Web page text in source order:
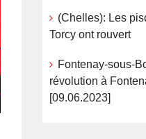
(Chelles): Les
Torcy ont rouvert
Fontenay-sous-
révolution à
[09.06.2023]